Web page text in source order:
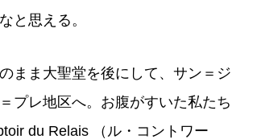
と思える。
まま大聖堂を後にして、サン＝ジ
プレ地区へ。お腹がすいた私たち
du Relais （ル・コントワー